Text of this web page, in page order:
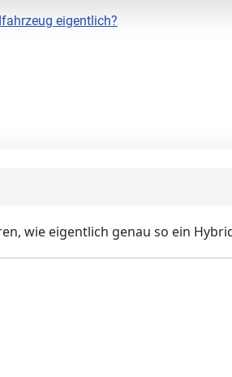
eigentlich?
wie eigentlich genau so ein